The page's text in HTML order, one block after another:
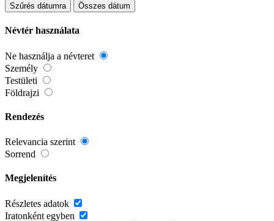
Szűrés dátumra Összes dátum
Névtér használata
Ne használja a névteret
Személy
Testületi
Földrajzi
Rendezés
Relevancia szerint
Sorrend
Megjelenítés
Részletes adatok
Iratonként egyben